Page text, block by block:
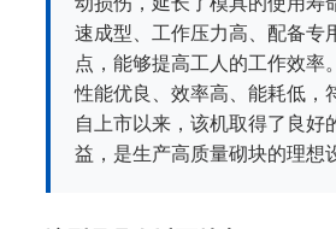
速成型、工作压力高、配备专
点，能够提高工人的工作效率
性能优良、效率高、能耗低，
自上市以来，该机取得了良好
益，是生产高质量砌块的理想